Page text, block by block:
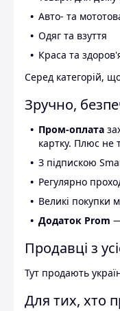
Авто- та
Одяг та взуття
Краса та
Серед категорій,
Зручно,
Пром-оплата
картку. Плюс не
З підпискою
Регулярно
Великі покупки
Додаток Prom
Продавці з
Тут продають
Для тих, хто